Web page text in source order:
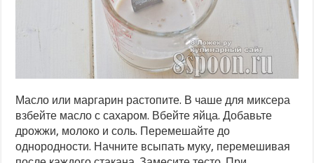
Масло или маргарин растопите. В чаше для миксера
взбейте масло с сахаром. Вбейте яйца. Добавьте
дрожжи, молоко и соль. Перемешайте до
однородности. Начните всыпать муку, перемешивая